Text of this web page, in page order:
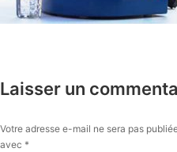
Laisser un
Votre adresse e-mail ne sera pas
avec *